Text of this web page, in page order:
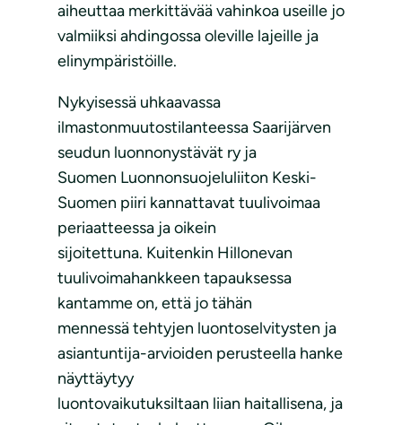
aiheuttaa merkittävää vahinkoa useille jo
valmiiksi ahdingossa oleville lajeille ja
elinympäristöille.
Nykyisessä uhkaavassa
ilmastonmuutostilanteessa Saarijärven
seudun luonnonystävät ry ja
Suomen Luonnonsuojeluliiton Keski-
Suomen piiri kannattavat tuulivoimaa
periaatteessa ja oikein
sijoitettuna. Kuitenkin Hillonevan
tuulivoimahankkeen tapauksessa
kantamme on, että jo tähän
mennessä tehtyjen luontoselvitysten ja
asiantuntija-arvioiden perusteella hanke
näyttäytyy
luontovaikutuksiltaan liian haitallisena, ja